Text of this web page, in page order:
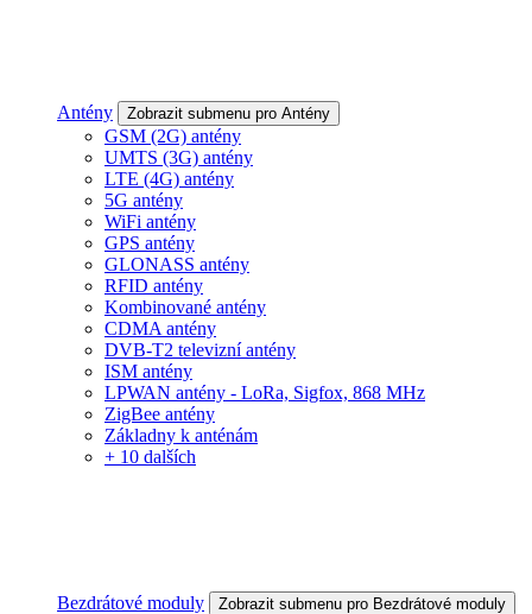
Antény Zobrazit submenu pro Antény
GSM (2G) antény
UMTS (3G) antény
LTE (4G) antény
5G antény
WiFi antény
GPS antény
GLONASS antény
RFID antény
Kombinované antény
CDMA antény
DVB-T2 televizní antény
ISM antény
LPWAN antény - LoRa, Sigfox, 868 MHz
ZigBee antény
Základny k anténám
+ 10 dalších
Bezdrátové moduly Zobrazit submenu pro Bezdrátové moduly